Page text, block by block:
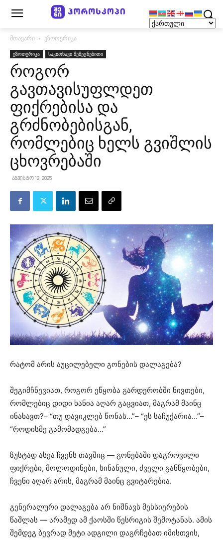
მთავარი ეზოთერიკა
ეზოთერიკა საკითხავი შემეცნებითი
როგორ
გავთავისუფლდეთ
ფიქრებისა და
გრძნობებისგან,
რომლებიც ხელს გვიშლის
ცხოვრებაში
აგვისტო 12, 2025
რატომ არის აუცილებელი გონების დალაგება?
შეგიმჩნევიათ, როგორ ეწყობა გარდერობში ნივთები,
რომლებიც დიდი ხანია აღარ გაცვიათ, მაგრამ მაინც
ინახავთ?– “თუ დავიკლებ წონას…”– “ეს საჩუქარია…”–
“როდისმე გამომადგება…”
ზუსტად ასეა ჩვენს თავშიც — გონებაში დაგროვილი
ფიქრები, მოლოდინები, სინანული, ძველი განწყობები,
ჩვენი აღარ არის, მაგრამ მაინც გვიტარებია.
გენერალური დალაგება არ ნიშნავს მეხსიერების
წაშლას — არამედ ამ ქაოსში წესრიგის შემოტანას. ამის
შემდეგ ბევრად მეტი ადგილი დაგრჩებათ იმისთვის,